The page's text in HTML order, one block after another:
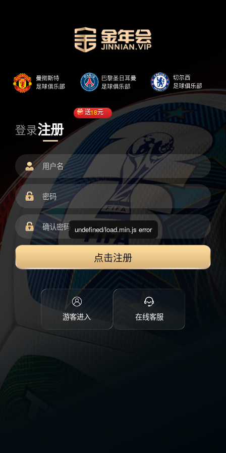
登录注册
送18元
点击注册
游客进入 在线客服
undefined/load.min.js error